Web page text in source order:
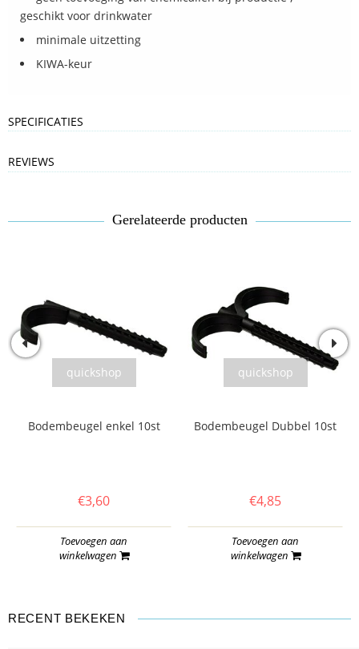
geschikt voor drinkwater
minimale uitzetting
KIWA-keur
SPECIFICATIES
REVIEWS
Gerelateerde producten
quickshop
Bodembeugel enkel 10st
€3,60
Toevoegen aan
winkelwagen
quickshop
Bodembeugel Dubbel 10st
€4,85
Toevoegen aan
winkelwagen
RECENT BEKEKEN